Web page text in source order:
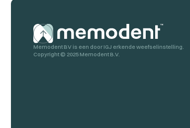
Memodent BV is een door IGJ erkende weefselinstelling.
Copyright © 2025 Memodent B.V.